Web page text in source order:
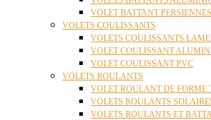
VOLET BATTANT PERSIENNES
VOLETS COULISSANTS
VOLETS COULISSANTS
VOLET COULISSANT
VOLET COULISSANT PVC
VOLETS ROULANTS
VOLET ROULANT DE FORME
VOLETS ROULANTS
VOLETS ROULANTS ET